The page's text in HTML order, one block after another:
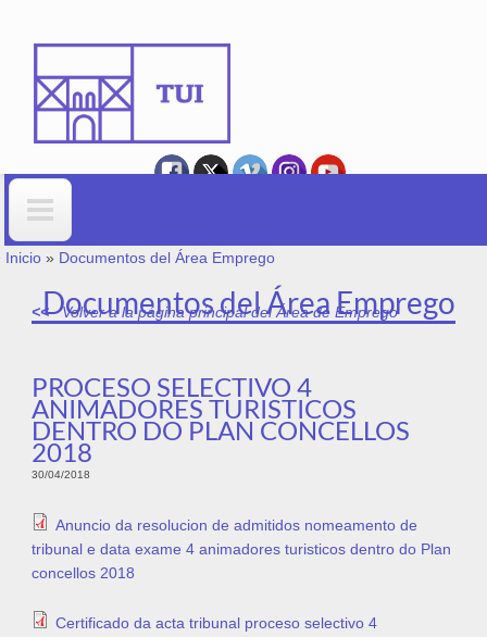
Formulario de busca
VOSTEDE ESTÁ AQUÍ
Inicio » Documentos del Área Emprego
Documentos del Área Emprego
Volver a la página principal del Área de Emprego
PROCESO SELECTIVO 4
ANIMADORES TURISTICOS
DENTRO DO PLAN CONCELLOS
2018
30/04/2018
Anuncio da resolucion de admitidos nomeamento de
tribunal e data exame 4 animadores turisticos dentro do Plan
concellos 2018
Certificado da acta tribunal proceso selectivo 4